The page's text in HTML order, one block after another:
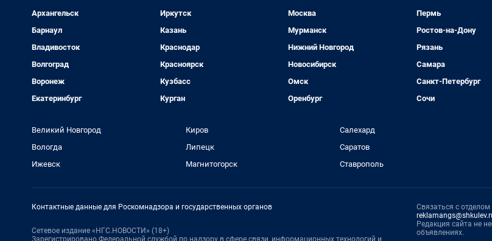
Архангельск
Барнаул
Владивосток
Волгоград
Воронеж
Екатеринбург
Иркутск
Казань
Краснодар
Красноярск
Кузбасс
Курган
Москва
Мурманск
Нижний Новгород
Новосибирск
Омск
Оренбург
Пермь
Ростов-на-Дону
Рязань
Самара
Санкт-Петербург
Сочи
Великий Новгород
Вологда
Ижевск
Киров
Липецк
Магнитогорск
Салехард
Саратов
Ставрополь
Контактные данные для Роскомнадзора и государственных органов
Сетевое издание «НГС.НОВОСТИ» (18+)
Зарегистрировано Федеральной службой по надзору в сфере связи, информационных технологий и
Связаться с
Редакция сайта не
объявлениях.